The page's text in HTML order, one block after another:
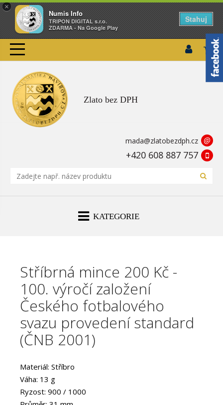
×
Numis Info
TRIPON DIGITAL s.r.o.
ZDARMA - Na Google Play
Stahuj
Zlato bez DPH
mada@zlatobezdph.cz @
+420 608 887 757
KATEGORIE
Stříbrná mince 200 Kč -
100. výročí založení
Českého fotbalového
svazu provedení standard
(ČNB 2001)
Materiál: Stříbro
Váha: 13 g
Ryzost: 900 / 1000